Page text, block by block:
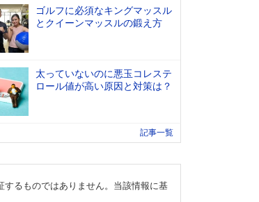
ゴルフに必須なキングマッスル
とクイーンマッスルの鍛え方
太っていないのに悪玉コレステ
ロール値が高い原因と対策は？
記事一覧
るものではありません。当該情報に基